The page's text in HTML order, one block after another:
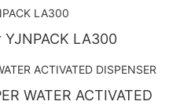
LA300
WATER ACTIVATED